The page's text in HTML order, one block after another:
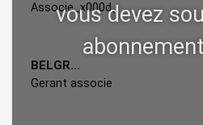
Associe_x000d_
BELGR...
Gerant associe